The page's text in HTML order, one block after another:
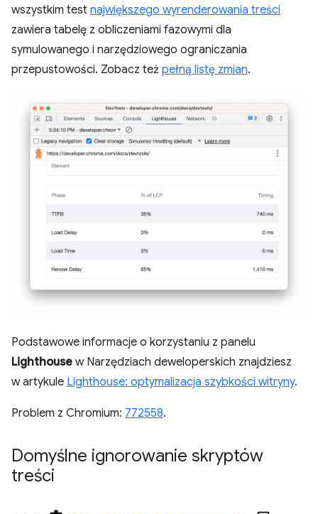
wszystkim test największego wyrenderowania treści
zawiera tabelę z obliczeniami fazowymi dla
symulowanego i narzędziowego ograniczania
przepustowości. Zobacz też pełną listę zmian.
Podstawowe informacje o korzystaniu z panelu
Lighthouse w Narzędziach deweloperskich znajdziesz
w artykule Lighthouse: optymalizacja szybkości witryny.
Problem z Chromium: 772558.
Domyślne ignorowanie skryptów
treści